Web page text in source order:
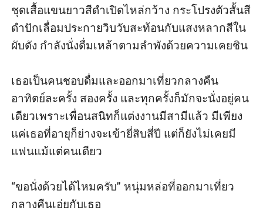
ชุดเสื้อแขนยาวสีดำเปิดไหล่กว้าง กระโปรงตัวสั้นสี
ดำปักเลื่อมประกายวิบวับสะท้อนกับแสงหลากสีใน
ผับดัง กำลังนั่งดื่มเหล้าตามลำพังด้วยความเคยชิน
เธอเป็นคนชอบดื่มและออกมาเที่ยวกลางคืน
อาทิตย์ละครั้ง สองครั้ง และทุกครั้งก็มักจะนั่งอยู่คน
เดียวเพราะเพื่อนสนิทก็แต่งงานมีสามีแล้ว มีเพียง
แค่เธอที่อายุก็ย่างจะเข้ายี่สิบสี่ปี แต่ก็ยังไม่เคยมี
แฟนแม้แต่คนเดียว
“ขอนั่งด้วยได้ไหมครับ” หนุ่มหล่อที่ออกมาเที่ยว
กลางคืนเอ่ยกับเธอ